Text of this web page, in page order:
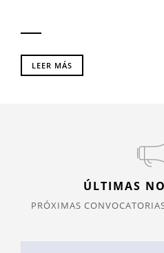
LEER MÁS
ÚLTIMAS
PRÓXIMAS